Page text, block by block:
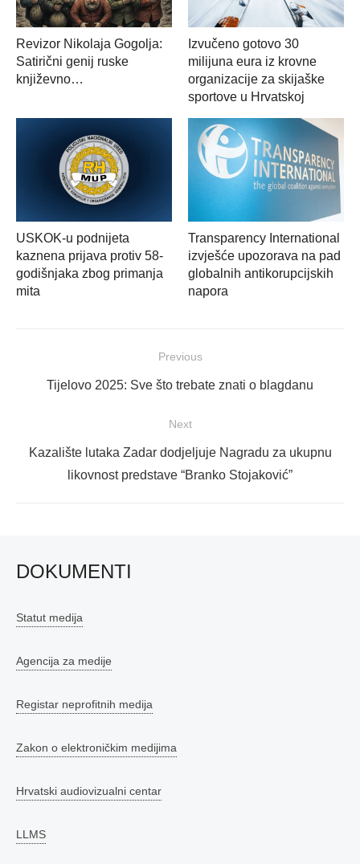
Revizor Nikolaja Gogolja:
Satirični genij ruske
književno…
Izvučeno gotovo 30
milijuna eura iz krovne
organizacije za skijaške
sportove u Hrvatskoj
USKOK-u podnijeta
kaznena prijava protiv 58-
godišnjaka zbog primanja
mita
Transparency International
izvješće upozorava na pad
globalnih antikorupcijskih
napora
objava
Previous
Previous
Tijelovo 2025: Sve što trebate znati o blagdanu
Next
Next
Kazalište lutaka Zadar dodjeljuje Nagradu za ukupnu
likovnost predstave “Branko Stojaković”
DOKUMENTI
Statut medija
Agencija za medije
Registar neprofitnih medija
Zakon o elektroničkim medijima
Hrvatski audiovizualni centar
LLMS